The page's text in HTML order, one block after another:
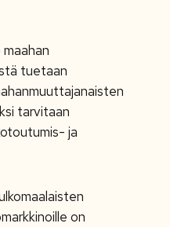
tuetaan
tarvitaan
ja
on